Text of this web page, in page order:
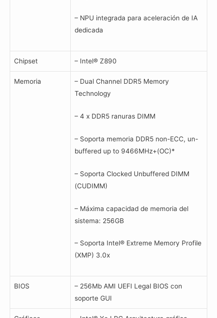
– NPU integrada para aceleración de IA
dedicada
Chipset – Intel® Z890
Memoria
– Dual Channel DDR5 Memory
Technology
– 4 x DDR5 ranuras DIMM
– Soporta memoria DDR5 non-ECC, un-
buffered up to 9466MHz+(OC)*
– Soporta Clocked Unbuffered DIMM
(CUDIMM)
– Máxima capacidad de memoria del
sistema: 256GB
– Soporta Intel® Extreme Memory Profile
(XMP) 3.0x
BIOS
– 256Mb AMI UEFI Legal BIOS con
soporte GUI